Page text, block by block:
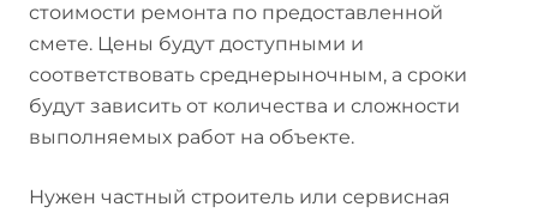
стоимости ремонта по предоставленной
смете. Цены будут доступными и
соответствовать среднерыночным, а сроки
будут зависить от количества и сложности
выполняемых работ на объекте.
Нужен частный строитель или сервисная